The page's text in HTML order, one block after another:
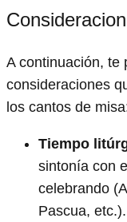
A continuación, te
consideraciones
los cantos de
Tiempo
sintonía con
celebrando
Pascua, etc.).